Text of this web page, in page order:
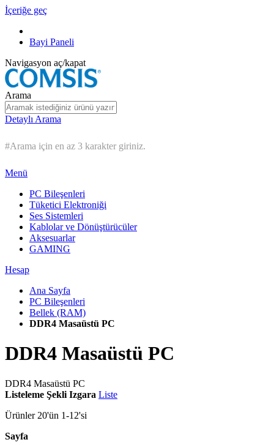
İçeriğe geç
Bayi Paneli
Navigasyon aç/kapat
Arama
Detaylı Arama
#Arama için en az 3 karakter giriniz.
Menü
PC Bileşenleri
Tüketici Elektroniği
Ses Sistemleri
Kablolar ve Dönüştürücüler
Aksesuarlar
GAMING
Hesap
Ana Sayfa
PC Bileşenleri
Bellek (RAM)
DDR4 Masaüstü PC
DDR4 Masaüstü PC
DDR4 Masaüstü PC
Listeleme Şekli Izgara Liste
Ürünler 20'ün 1-12'si
Sayfa